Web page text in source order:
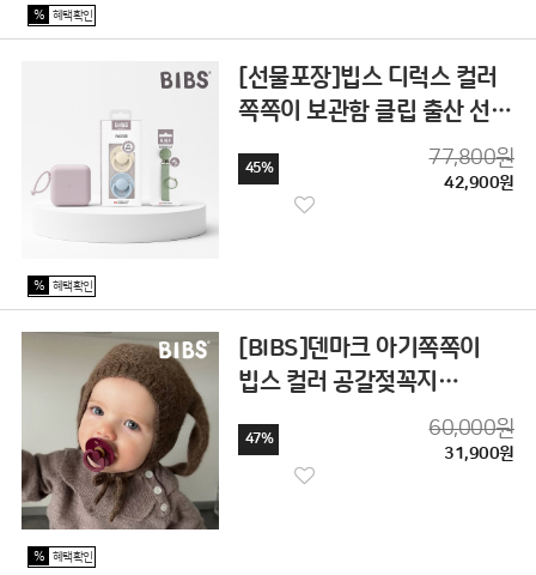
% 혜택확인
[선물포장]빕스 디럭스 컬러
쪽쪽이 보관함 클립 출산 선물
45% 77,800원
42,900원
% 혜택확인
[BIBS]덴마크 아기쪽쪽이
빕스 컬러 공갈젖꼭지
47% 60,000원
31,900원
% 혜택확인